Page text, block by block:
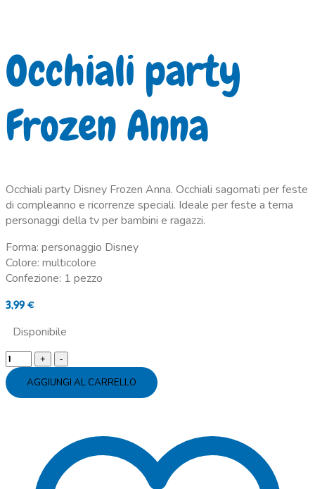
Occhiali party
Frozen Anna
Occhiali party Disney Frozen Anna. Occhiali sagomati per feste
di compleanno e ricorrenze speciali. Ideale per feste a tema
personaggi della tv per bambini e ragazzi.
Forma: personaggio Disney
Colore: multicolore
Confezione: 1 pezzo
3,99€
Disponibile
Occhiali
party
FrozenAGGIUNGI AL CARRELLO